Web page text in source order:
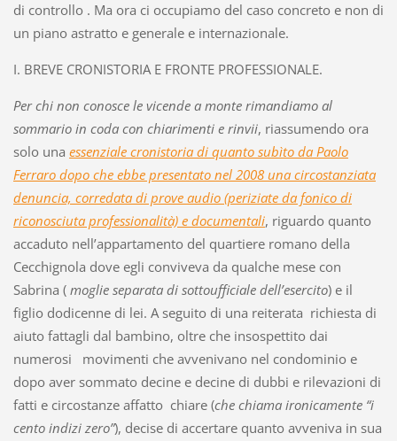
di controllo . Ma ora ci occupiamo del caso concreto e non di
un piano astratto e generale e internazionale.
I. BREVE CRONISTORIA E FRONTE PROFESSIONALE.
Per chi non conosce le vicende a monte rimandiamo al
sommario in coda con chiarimenti e rinvii, riassumendo ora
solo una essenziale cronistoria di quanto subìto da Paolo
Ferraro dopo che ebbe presentato nel 2008 una circostanziata
denuncia, corredata di prove audio (periziate da fonico di
riconosciuta professionalità) e documentali, riguardo quanto
accaduto nell’appartamento del quartiere romano della
Cecchignola dove egli conviveva da qualche mese con
Sabrina (moglie separata di sottoufficiale dell’esercito) e il
figlio dodicenne di lei. A seguito di una reiterata richiesta di
aiuto fattagli dal bambino, oltre che insospettito dai
numerosi movimenti che avvenivano nel condominio e
dopo aver sommato decine e decine di dubbi e rilevazioni di
fatti e circostanze affatto chiare (che chiama ironicamente “i
cento indizi zero”), decise di accertare quanto avveniva in sua